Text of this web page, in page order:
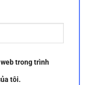
trong trình
tôi.